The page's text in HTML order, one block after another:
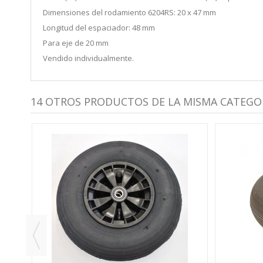
Dimensiones del rodamiento 6204RS: 20 x 47 mm
Longitud del espaciador: 48 mm
Para eje de 20 mm
Vendido individualmente.
14 OTROS PRODUCTOS DE LA MISMA